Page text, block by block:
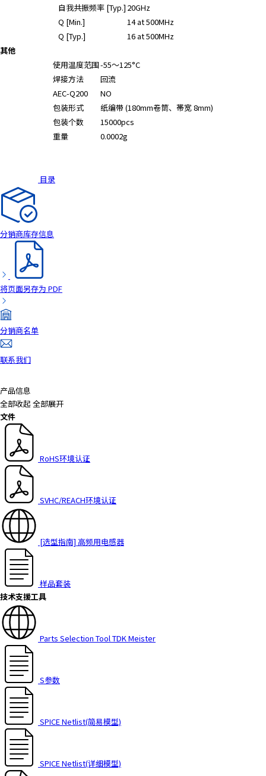
自我共振频率 [Typ.] 20GHz
Q [Min.]
14 at 500MHz
Q [Typ.]
16 at 500MHz
其他
使用温度范围-55～125°C
焊接方法
回流
AEC-Q200
NO
包装形式
纸编带 (180mm卷筒、帯宽 8mm)
包装个数
15000pcs
重量
0.0002g
目录
分销商库存信息
将页面另存为 PDF
分销商名单
联系我们
产品信息
全部收起 全部展开
文件
RoHS环境认证
SVHC/REACH环境认证
[选型指南] 高频用电感器
样品套装
技术支援工具
Parts Selection Tool TDK Meister
S参数
SPICE Netlist(简易模型)
SPICE Netlist(详细模型)